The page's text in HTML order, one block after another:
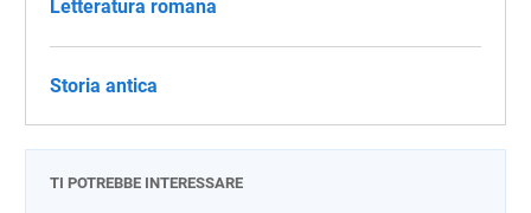
Letteratura romana
Storia antica
TI POTREBBE INTERESSARE